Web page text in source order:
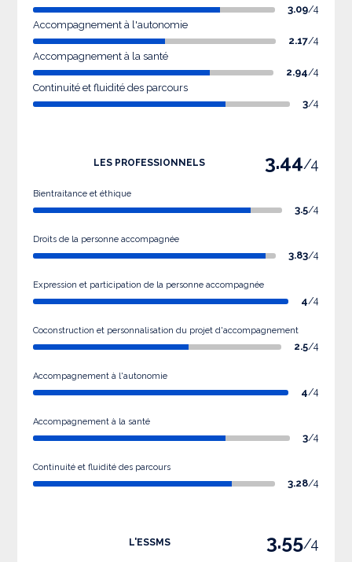
3.09/4
Accompagnement à l'autonomie
2.17/4
Accompagnement à la santé
2.94/4
Continuité et fluidité des parcours
3/4
LES PROFESSIONNELS 3.44/4
Bientraitance et éthique
3.5/4
Droits de la personne accompagnée
3.83/4
Expression et participation de la personne accompagnée
4/4
Coconstruction et personnalisation du projet d'accompagnement
2.5/4
Accompagnement à l'autonomie
4/4
Accompagnement à la santé
3/4
Continuité et fluidité des parcours
3.28/4
L'ESSMS 3.55/4